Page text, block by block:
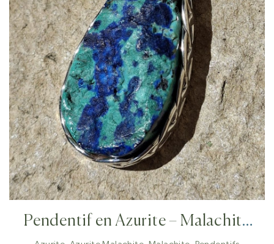
Pendentif en Azurite – Malachite